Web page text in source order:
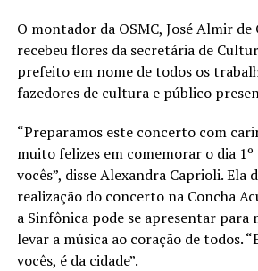
O montador da OSMC, José Almir
recebeu flores da secretária de
prefeito em nome de todos os
fazedores de cultura e público
“Preparamos este concerto com
muito felizes em comemorar o dia 1º
vocês”, disse Alexandra Caprioli. Ela
realização do concerto na Concha
a Sinfônica pode se apresentar para
levar a música ao coração de todos.
vocês, é da cidade”.